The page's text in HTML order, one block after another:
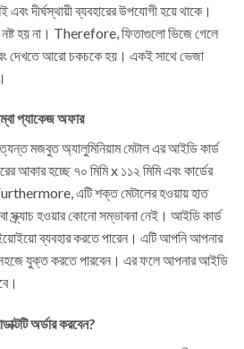
দীর্ঘস্থায়ী ব্যবহারের উপযোগী হয়ে থাকে।
নষ্ট হয় না। Therefore, ফিতাগুলো ভিজে গেলে
দেখতে আরো চকচকে হয়। একই সাথে ভেজা
প্যাকেজ অফার
মজবুত অ্যালুমিনিয়াম মেটাল এর আইডি কার্ড
আকার হচ্ছে ৭০ মিমি x ১১২ মিমি এবং কার্ডের
এটি শক্ত মেটালের হওয়ায় হাত
স্ক্র্যাচ হওয়ার কোনো সম্ভাবনা নেই। আইডি কার্ড
ইয়োইয়ো ব্যবহার করতে পারেন। এটি আপনি আপনার
সহজে যুক্ত করতে পারবেন। এর ফলে আপনার আইডি
অর্ডার করবেন?